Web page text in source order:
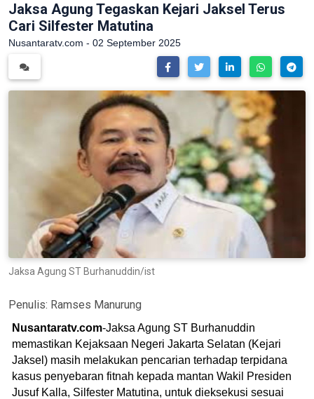
Jaksa Agung Tegaskan Kejari Jaksel Terus
Cari Silfester Matutina
Nusantaratv.com - 02 September 2025
Jaksa Agung ST Burhanuddin/ist
Penulis: Ramses Manurung
Nusantaratv.com-Jaksa Agung ST Burhanuddin
memastikan Kejaksaan Negeri Jakarta Selatan (Kejari
Jaksel) masih melakukan pencarian terhadap terpidana
kasus penyebaran fitnah kepada mantan Wakil Presiden
Jusuf Kalla, Silfester Matutina, untuk dieksekusi sesuai